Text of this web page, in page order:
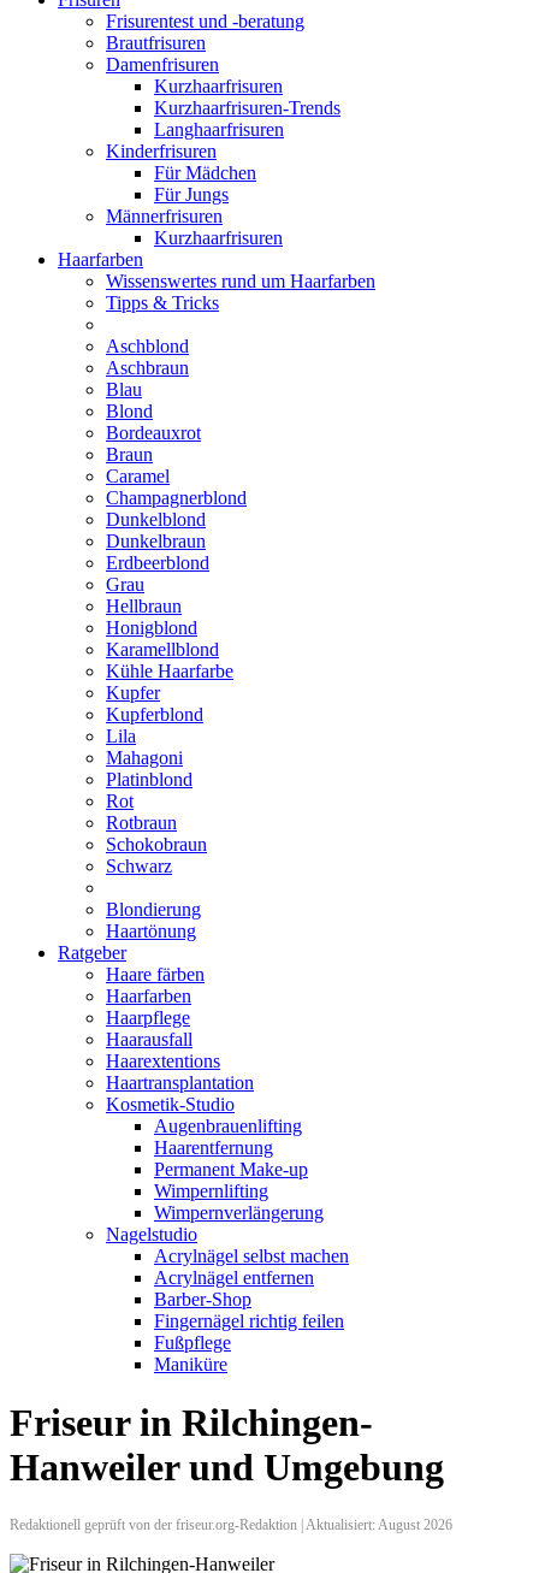
Frisurentest und -beratung
Brautfrisuren
Damenfrisuren
Kurzhaarfrisuren
Kurzhaarfrisuren-Trends
Langhaarfrisuren
Kinderfrisuren
Für Mädchen
Für Jungs
Männerfrisuren
Kurzhaarfrisuren
Haarfarben
Wissenswertes rund um Haarfarben
Tipps & Tricks
Aschblond
Aschbraun
Blau
Blond
Bordeauxrot
Braun
Caramel
Champagnerblond
Dunkelblond
Dunkelbraun
Erdbeerblond
Grau
Hellbraun
Honigblond
Karamellblond
Kühle Haarfarbe
Kupfer
Kupferblond
Lila
Mahagoni
Platinblond
Rot
Rotbraun
Schokobraun
Schwarz
Blondierung
Haartönung
Ratgeber
Haare färben
Haarfarben
Haarpflege
Haarausfall
Haarextentions
Haartransplantation
Kosmetik-Studio
Augenbrauenlifting
Haarentfernung
Permanent Make-up
Wimpernlifting
Wimpernverlängerung
Nagelstudio
Acrylnägel selbst machen
Acrylnägel entfernen
Barber-Shop
Fingernägel richtig feilen
Fußpflege
Maniküre
Friseur in Rilchingen-
Hanweiler und Umgebung
Redaktionell geprüft von der friseur.org-Redaktion | Aktualisiert: August 2026